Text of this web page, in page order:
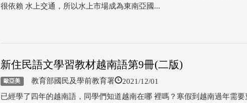
很依賴 水上交通，所以水上市場成為東南亞國...
新住民語文學習教材越南語第9冊(二版)
歐亞美 教育部國民及學前教育署 2021/12/01
已經學了四年的越南語，同學們知道越南在哪 裡嗎？寒假到越南過年需要